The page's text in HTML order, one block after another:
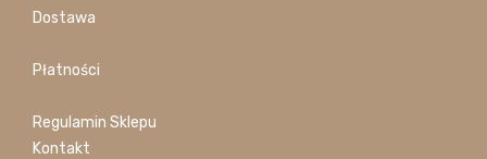
Dostawa
Płatności
Regulamin Sklepu
Kontakt